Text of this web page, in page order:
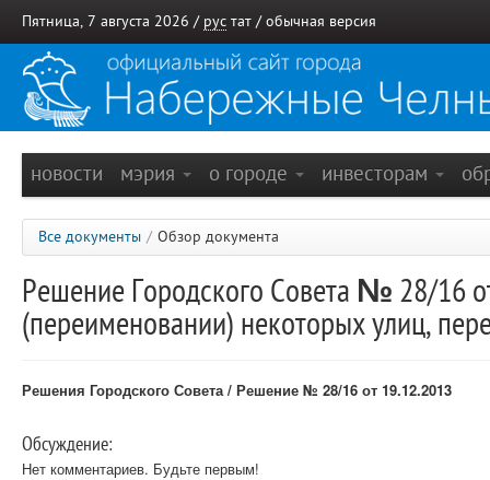
Пятница, 7 августа 2026 / рус тат / обычная версия
новости мэрия о городе инвесторам
Все документы / Обзор документа
Решение Городского Совета № 28/16
(переименовании) некоторых улиц,
Решения Городского Совета / Решение № 28/16 от 19.12.2013
Обсуждение:
Нет комментариев. Будьте первым!